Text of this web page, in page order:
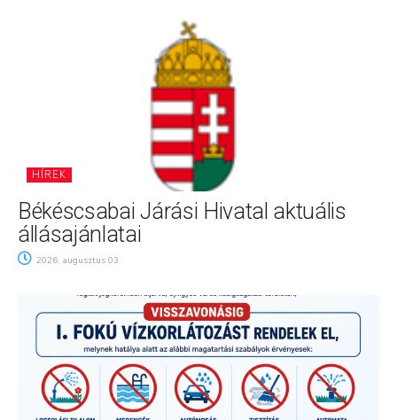
HÍREK
Békéscsabai Járási Hivatal aktuális
állásajánlatai
2026. augusztus 03.